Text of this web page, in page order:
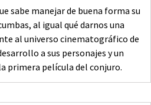
sabe manejar de buena forma su
al igual qué darnos una
al universo cinematográfico de
a sus personajes y un
primera película del conjuro.